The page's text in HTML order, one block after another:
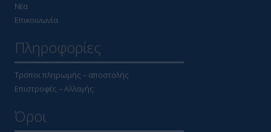
Νέα
Επικοινωνία
Πληροφορίες
Τρόποι πληρωμής – αποστολής
Επιστροφές – Αλλαγής
Όροι